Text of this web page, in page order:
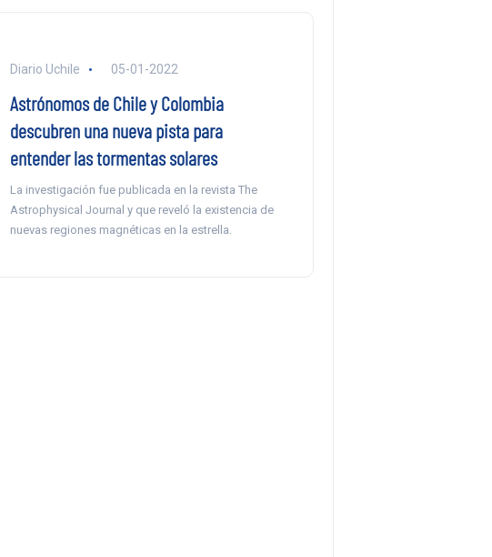
Diario Uchile 05-01-2022
Astrónomos de Chile y Colombia
descubren una nueva pista para
entender las tormentas solares
La investigación fue publicada en la revista The
Astrophysical Journal y que reveló la existencia de
nuevas regiones magnéticas en la estrella.